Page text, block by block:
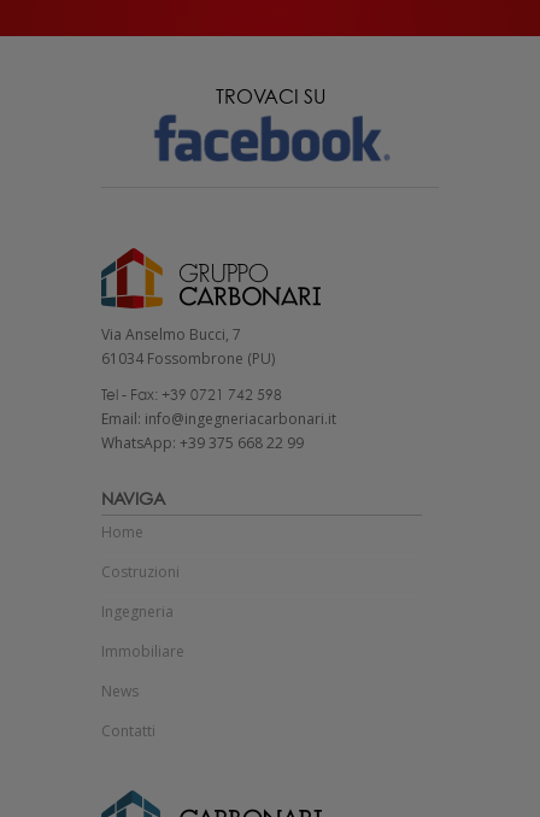
TROVACI SU
Via Anselmo Bucci, 7
61034 Fossombrone (PU)
Tel - Fax: +39 0721 742 598
Email: info@ingegneriacarbonari.it
WhatsApp: +39 375 668 22 99
NAVIGA
Home
Costruzioni
Ingegneria
Immobiliare
News
Contatti